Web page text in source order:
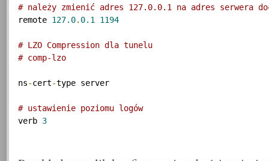
# należy zmienić adres 127.0.0.1 na adres serwera
remote 127.0. 0.1 1194
# LZO Compression dla tunelu
# comp-lzo
ns-cert-type server
# ustawienie poziomu logów
verb 3